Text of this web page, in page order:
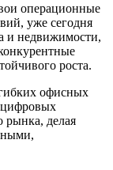
операционные
уже сегодня
и недвижимости,
роста.
офисных
цифровых
рынка, делая